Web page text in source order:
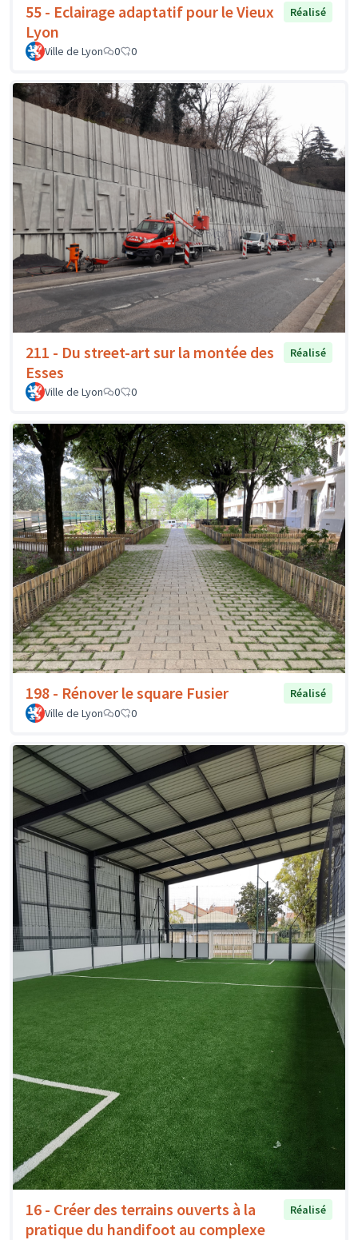
55 - Eclairage adaptatif pour le Vieux
Lyon
Réalisé
Ville de Lyon 0 0
211 - Du street-art sur la montée des
Esses
Réalisé
Ville de Lyon 0 0
198 - Rénover le square Fusier
Réalisé
Ville de Lyon
0 0
16 - Créer des terrains ouverts à la
pratique du handifoot au complexe
Réalisé